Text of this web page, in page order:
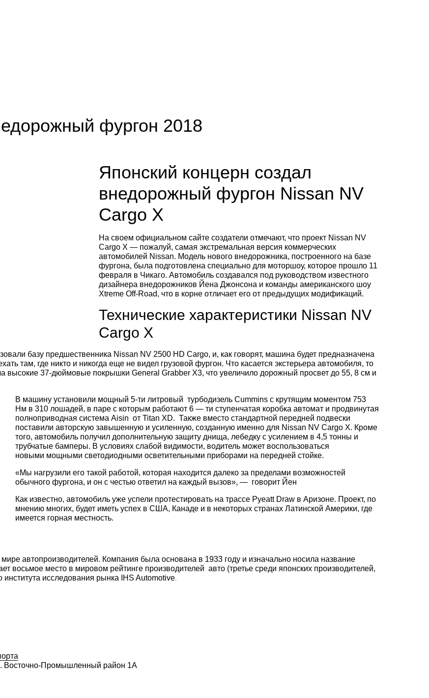
фургон 2018
Японский концерн создал
внедорожный фургон Nissan NV
Cargo X
На своем официальном сайте создатели отмечают, что проект Nissan NV
Cargo X — пожалуй, самая экстремальная версия коммерческих
автомобилей Nissan. Модель нового внедорожника, построенного на базе
фургона, была подготовлена специально для моторшоу, которое прошло 11
февраля в Чикаго. Автомобиль создавался под руководством известного
дизайнера внедорожников Йена Джонсона и команды американского шоу
Xtreme Off-Road, что в корне отличает его от предыдущих модификаций.
Технические характеристики Nissan NV
Cargo X
базу предшественника Nissan NV 2500 HD Cargo, и, как говорят, машина будет предназначена
там, где никто и никогда еще не видел грузовой фургон. Что касается экстерьера автомобиля, то
высокие 37-дюймовые покрышки General Grabber X3, что увеличило дорожный просвет до 55, 8 см и
В машину установили мощный 5-ти литровый турбодизель Cummins с крутящим моментом 753
Нм в 310 лошадей, в паре с которым работают 6 — ти ступенчатая коробка автомат и продвинутая
полноприводная система Aisin от Titan XD. Также вместо стандартной передней подвески
поставили авторскую завышенную и усиленную, созданную именно для Nissan NV Cargo X. Кроме
того, автомобиль получил дополнительную защиту днища, лебедку с усилением в 4,5 тонны и
трубчатые бамперы. В условиях слабой видимости, водитель может воспользоваться
новыми мощными светодиодными осветительными приборами на передней стойке.
«Мы нагрузили его такой работой, которая находится далеко за пределами возможностей
обычного фургона, и он с честью ответил на каждый вызов», — говорит Йен
Как известно, автомобиль уже успели протестировать на трассе Pyeatt Draw в Аризоне. Проект, по
мнению многих, будет иметь успех в США, Канаде и в некоторых странах Латинской Америки, где
имеется горная местность.
автопроизводителей. Компания была основана в 1933 году и изначально носила название
восьмое место в мировом рейтинге производителей авто (третье среди японских производителей,
исследования рынка IHS Automotive
Восточно-Промышленный район 1А